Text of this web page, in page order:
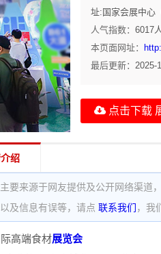
址:国家会展中心
人气指数： 6017
本页面网址：
最后更新： 2025-
点击下载
绍
要来源于网友提供及公开网络渠道
及信息有误等，请点 联系我们 ，我
高端食材展览会